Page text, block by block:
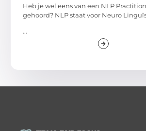
Heb je wel eens van een NLP
gehoord? NLP staat voor Neuro
...